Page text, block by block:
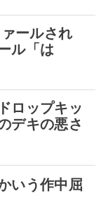
ールされ
ル「は
ロップキッ
デキの悪さ
いう作中屈